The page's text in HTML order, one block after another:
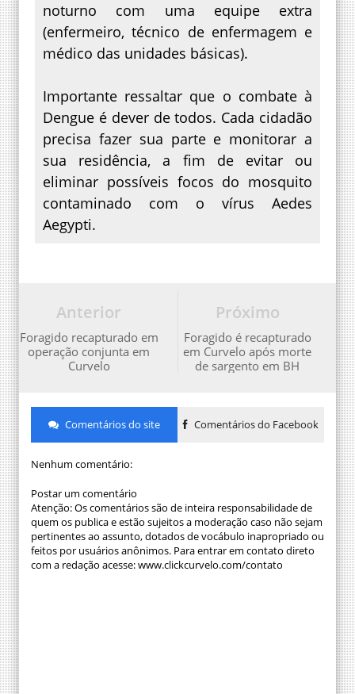
noturno com uma equipe extra
(enfermeiro, técnico de enfermagem e
médico das unidades básicas).
Importante ressaltar que o combate à
Dengue é dever de todos. Cada cidadão
precisa fazer sua parte e monitorar a
sua residência, a fim de evitar ou
eliminar possíveis focos do mosquito
contaminado com o vírus Aedes
Aegypti.
Próximo
Foragido é recapturado
em Curvelo após morte
de sargento em BH
Anterior
Foragido recapturado em
operação conjunta em
Curvelo
Comentários do site Comentários do Facebook
Nenhum comentário:
Postar um comentário
Atenção: Os comentários são de inteira responsabilidade de
quem os publica e estão sujeitos a moderação caso não sejam
pertinentes ao assunto, dotados de vocábulo inapropriado ou
feitos por usuários anônimos. Para entrar em contato direto
com a redação acesse: www.clickcurvelo.com/contato